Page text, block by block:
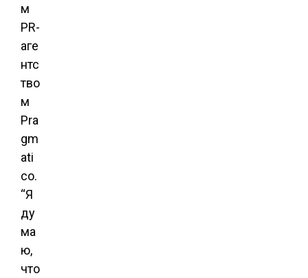
м
PR-
аге
нтс
тво
м
Pra
gm
ati
co.
“Я
ду
ма
ю,
что